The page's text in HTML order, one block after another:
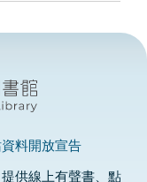
料開放宣告
供線上有聲書、點